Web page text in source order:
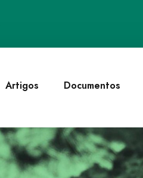
Artigos Documentos